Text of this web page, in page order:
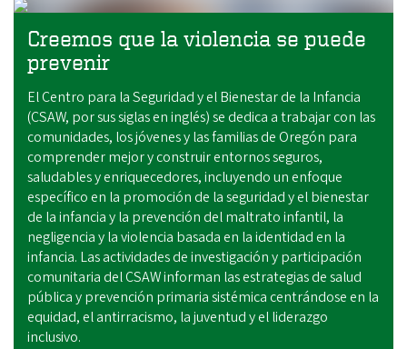
Creemos que la violencia se puede
prevenir
El Centro para la Seguridad y el Bienestar de la Infancia
(CSAW, por sus siglas en inglés) se dedica a trabajar con las
comunidades, los jóvenes y las familias de Oregón para
comprender mejor y construir entornos seguros,
saludables y enriquecedores, incluyendo un enfoque
específico en la promoción de la seguridad y el bienestar
de la infancia y la prevención del maltrato infantil, la
negligencia y la violencia basada en la identidad en la
infancia. Las actividades de investigación y participación
comunitaria del CSAW informan las estrategias de salud
pública y prevención primaria sistémica centrándose en la
equidad, el antirracismo, la juventud y el liderazgo
inclusivo.